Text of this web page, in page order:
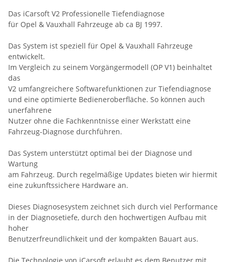
Das iCarsoft V2 Professionelle Tiefendiagnose
für Opel & Vauxhall Fahrzeuge ab ca BJ 1997.
Das System ist speziell für Opel & Vauxhall Fahrzeuge
entwickelt.
Im Vergleich zu seinem Vorgängermodell (OP V1) beinhaltet
das
V2 umfangreichere Softwarefunktionen zur Tiefendiagnose
und eine optimierte Bedieneroberfläche. So können auch
unerfahrene
Nutzer ohne die Fachkenntnisse einer Werkstatt eine
Fahrzeug-Diagnose durchführen.
Das System unterstützt optimal bei der Diagnose und
Wartung
am Fahrzeug. Durch regelmäßige Updates bieten wir hiermit
eine zukunftssichere Hardware an.
Dieses Diagnosesystem zeichnet sich durch viel Performance
in der Diagnosetiefe, durch den hochwertigen Aufbau mit
hoher
Benutzerfreundlichkeit und der kompakten Bauart aus.